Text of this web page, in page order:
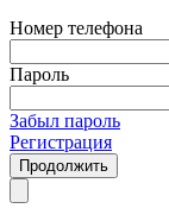
Номер телефона
Пароль
Забыл пароль
Регистрация
Продолжить